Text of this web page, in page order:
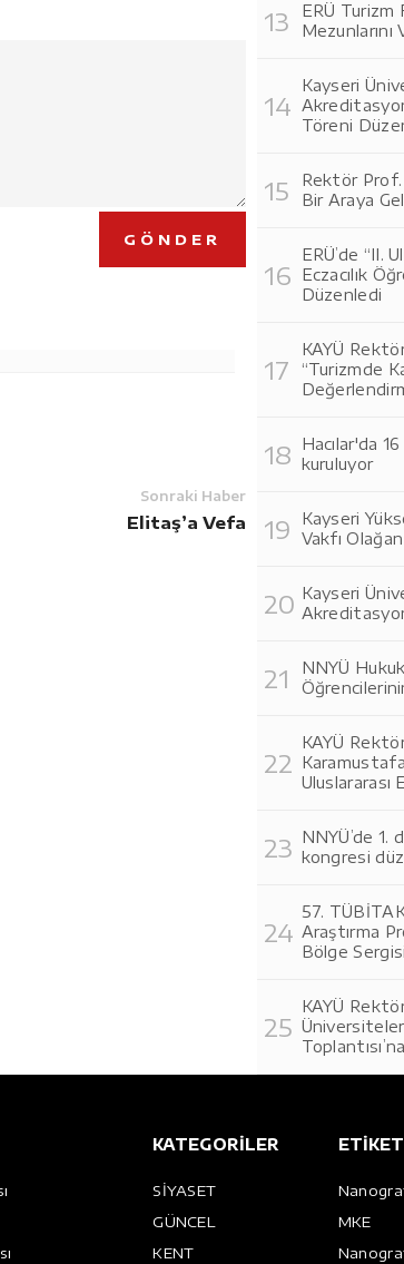
GÖNDER
Sonraki Haber
Elitaş’a Vefa
ERÜ Turizm
Mezunlarını
Kayseri
Töreni
Rektör
Bir Araya
ERÜ’de “II.
Eczacılık
Düzenledi
KAYÜ
“Turizmde
Hacılar'da
kuruluyor
Kayseri
Vakfı
Kayseri
NNYÜ
KAYÜ
Uluslararası
NNYÜ’de 1.
kongresi
57.
Araştırma
Bölge
KAYÜ
KATEGORİLER
SİYASET
GÜNCEL
KENT
MKE